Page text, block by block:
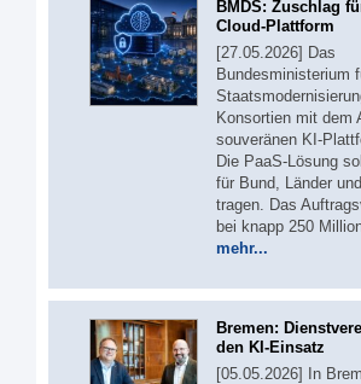
BMDS: Zuschlag
Cloud-Plattform
[27.05.2026] Das
Bundesministerium
Konsortien mit dem
souveränen KI-
Die PaaS-Lösung
für Bund, Länder
tragen. Das
bei knapp 250
mehr...
Bremen:
den KI-Einsatz
[05.05.2026] In